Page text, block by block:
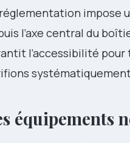
impose
l’axe central du
l’accessibilité
équipements